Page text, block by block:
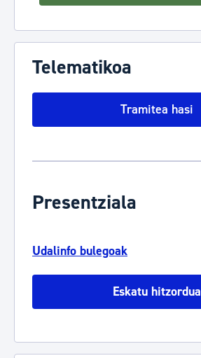
Telematikoa
Tramitea hasi
Presentziala
Udalinfo bulegoak
Eskatu hitzordua